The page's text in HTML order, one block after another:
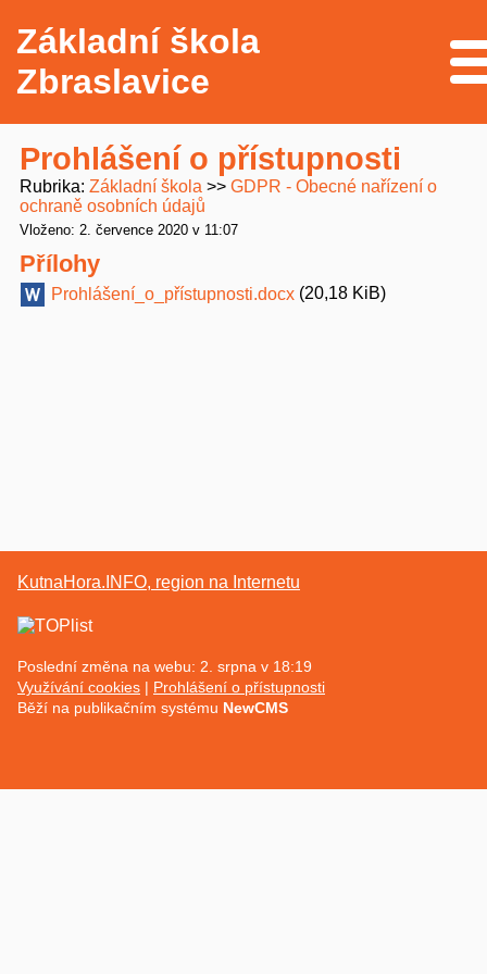
Základní škola
Zbraslavice
Prohlášení o přístupnosti
Rubrika Základní škola
GDPR - Obecné nařízení o
ochraně osobních údajů
Vloženo: 2. července 2020 v 11:07
Přílohy
Prohlášení_o_přístupnosti.docx (20,18 KiB)
KutnaHora.INFO, region na Internetu
Poslední změna na webu: 2. srpna v 18:19
Využívání cookies
Prohlášení o přístupnosti
Běží na publikačním systému NewCMS